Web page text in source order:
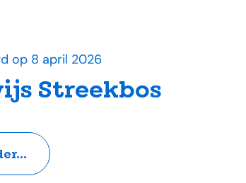
Streekbos
op 8 april 2026